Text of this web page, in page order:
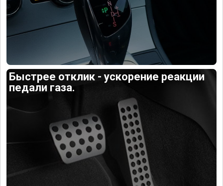
Быстрее отклик - ускорение реакции
педали газа.